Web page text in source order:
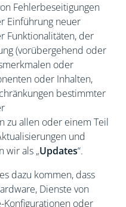
Fehlerbeseitigungen
Einführung neuer
Funktionalitäten, der
(vorübergehend oder
oder
oder Inhalten,
bestimmter
zu allen oder einem Teil
und
wir als „Updates“.
dazu kommen, dass
Dienste von
oder